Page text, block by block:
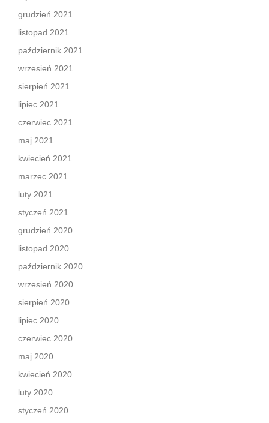
grudzień 2021
listopad 2021
październik 2021
wrzesień 2021
sierpień 2021
lipiec 2021
czerwiec 2021
maj 2021
kwiecień 2021
marzec 2021
luty 2021
styczeń 2021
grudzień 2020
listopad 2020
październik 2020
wrzesień 2020
sierpień 2020
lipiec 2020
czerwiec 2020
maj 2020
kwiecień 2020
luty 2020
styczeń 2020